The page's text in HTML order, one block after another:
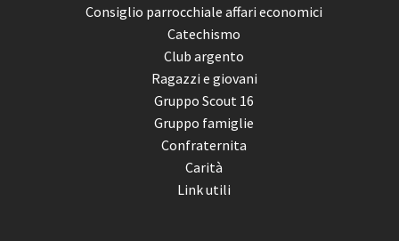
Consiglio parrocchiale affari economici
Catechismo
Club argento
Ragazzi e giovani
Gruppo Scout 16
Gruppo famiglie
Confraternita
Carità
Link utili